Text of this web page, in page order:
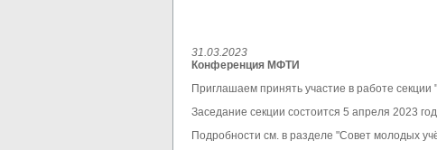
31.03.2023
Конференция МФТИ
Приглашаем принять участие в работе
Заседание секции состоится 5 апреля 2023
Подробности см. в разделе "Совет молодых